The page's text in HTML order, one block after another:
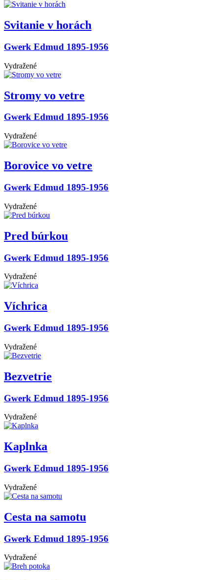
Svitanie v horách
Gwerk Edmud 1895-1956
Vydražené
Stromy vo vetre
Gwerk Edmud 1895-1956
Vydražené
Borovice vo vetre
Gwerk Edmud 1895-1956
Vydražené
Pred búrkou
Gwerk Edmud 1895-1956
Vydražené
Víchrica
Gwerk Edmud 1895-1956
Vydražené
Bezvetrie
Gwerk Edmud 1895-1956
Vydražené
Kaplnka
Gwerk Edmud 1895-1956
Vydražené
Cesta na samotu
Gwerk Edmud 1895-1956
Vydražené